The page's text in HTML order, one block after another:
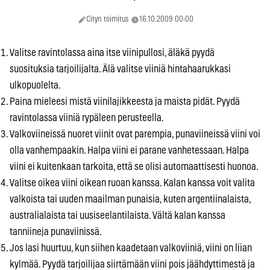
Cityn toimitus 16.10.2009 00:00
Valitse ravintolassa aina itse viinipullosi, äläkä pyydä
suosituksia tarjoilijalta. Älä valitse viiniä hintahaarukkasi
ulkopuolelta.
Paina mieleesi mistä viinilajikkeesta ja maista pidät. Pyydä
ravintolassa viiniä rypäleen perusteella.
Valkoviineissä nuoret viinit ovat parempia, punaviineissä viini voi
olla vanhempaakin. Halpa viini ei parane vanhetessaan. Halpa
viini ei kuitenkaan tarkoita, että se olisi automaattisesti huonoa.
Valitse oikea viini oikean ruoan kanssa. Kalan kanssa voit valita
valkoista tai uuden maailman punaisia, kuten argentiinalaista,
australialaista tai uusiseelantilaista. Vältä kalan kanssa
tanniineja punaviinissä.
Jos lasi huurtuu, kun siihen kaadetaan valkoviiniä, viini on liian
kylmää. Pyydä tarjoilijaa siirtämään viini pois jäähdyttimestä ja